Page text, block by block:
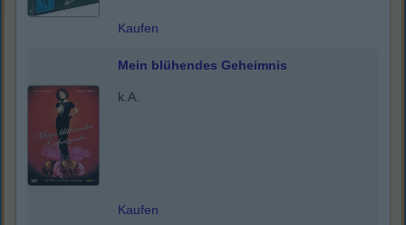
Kaufen
Mein blühendes Geheimnis
k.A.
Kaufen